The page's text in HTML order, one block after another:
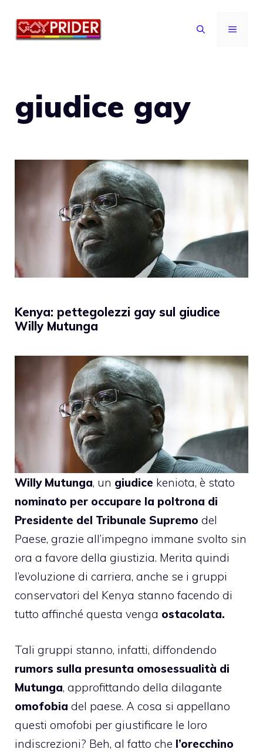
MENU
giudice gay
Kenya: pettegolezzi gay sul giudice
Willy Mutunga
Willy Mutunga, un giudice keniota, è stato
nominato per occupare la poltrona di
Presidente del Tribunale Supremo del
Paese, grazie all’impegno immane svolto sin
ora a favore della giustizia. Merita quindi
l’evoluzione di carriera, anche se i gruppi
conservatori del Kenya stanno facendo di
tutto affinché questa venga ostacolata.
Tali gruppi stanno, infatti, diffondendo
rumors sulla presunta omosessualità di
Mutunga, approfittando della dilagante
omofobia del paese. A cosa si appellano
questi omofobi per giustificare le loro
indiscrezioni? Beh, al fatto che l’orecchino